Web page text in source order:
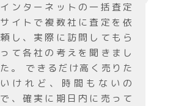
インターネットの一括査定
サイトで複数社に査定を依
頼し、実際に訪問してもら
って各社の考えを聞きまし
た。 できるだけ高く売りた
いけれど、時間もないの
で、確実に期日内に売って